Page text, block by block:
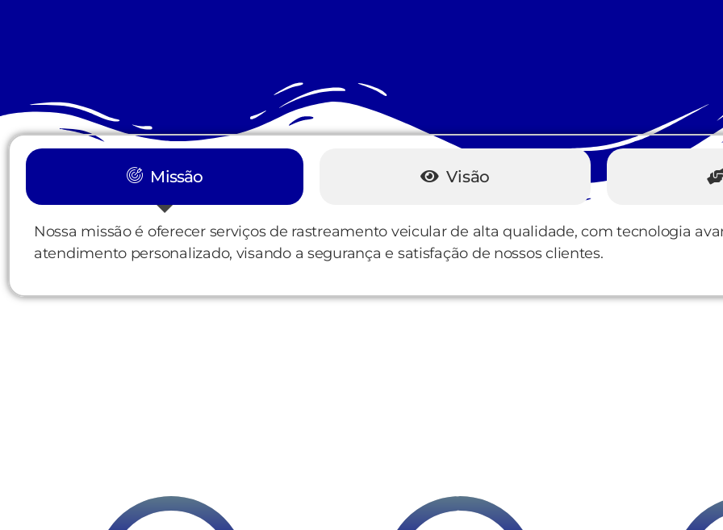
Missão Visão
Nossa missão é oferecer serviços de rastreamento veicular de alta qualidade, com tecnologia
atendimento personalizado, visando a segurança e satisfação de nossos clientes.